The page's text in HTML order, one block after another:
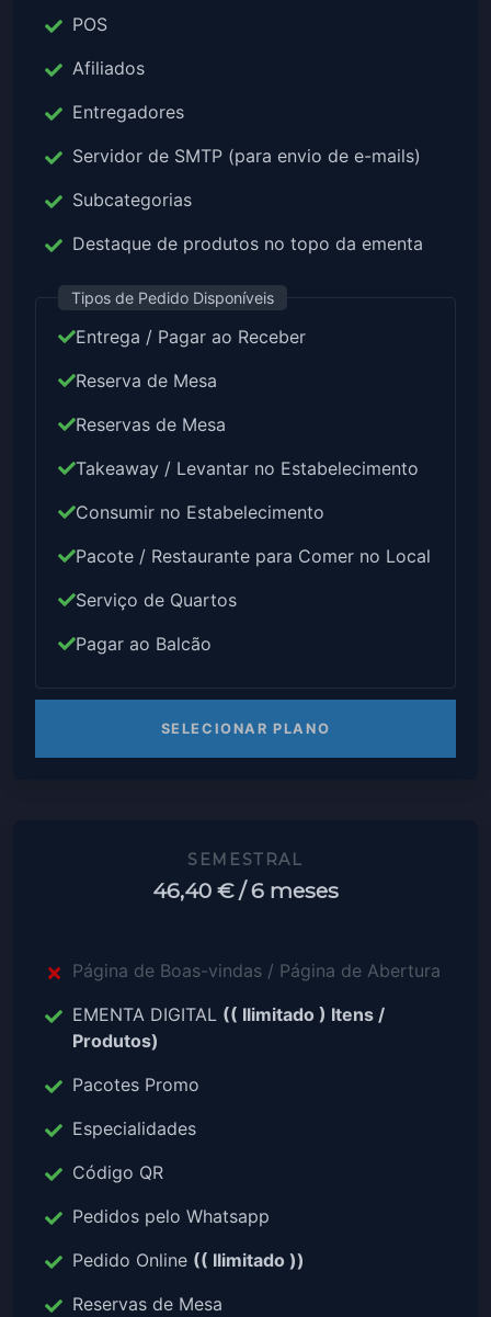
POS
Afiliados
Entregadores
Servidor de SMTP (para envio de e-mails)
Subcategorias
Destaque de produtos no topo da ementa
Tipos de Pedido Disponíveis
Entrega / Pagar ao Receber
Reserva de Mesa
Reservas de Mesa
Takeaway / Levantar no Estabelecimento
Consumir no Estabelecimento
Pacote / Restaurante para Comer no Local
Serviço de Quartos
Pagar ao Balcão
SELECIONAR PLANO
SEMESTRAL
46,40 €/ 6 meses
Página de Boas-vindas / Página de Abertura
EMENTA DIGITAL (( Ilimitado ) Itens /
Produtos)
Pacotes Promo
Especialidades
Código QR
Pedidos pelo Whatsapp
Pedido Online (( Ilimitado ))
Reservas de Mesa